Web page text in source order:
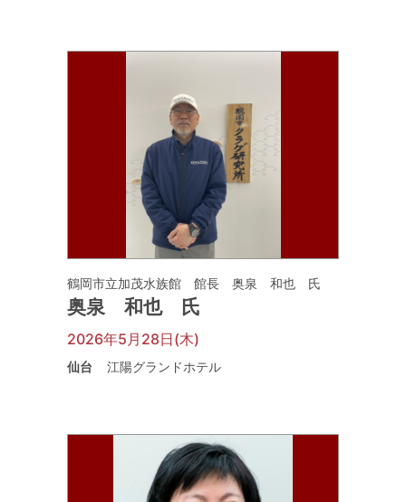
鶴岡市立加茂水族館 館長 奥泉 和也 氏
奥泉 和也 氏
2026年5月28日(木)
仙台 江陽グランドホテル